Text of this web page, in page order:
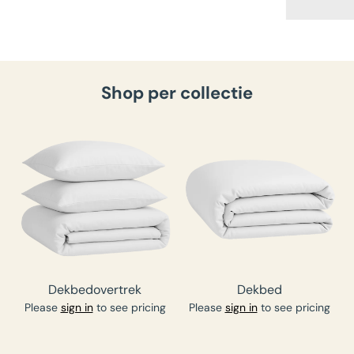
Shop per collectie
Dekbedovertrek
Please sign into see pricing
Dekbed
Please sign into see pricing